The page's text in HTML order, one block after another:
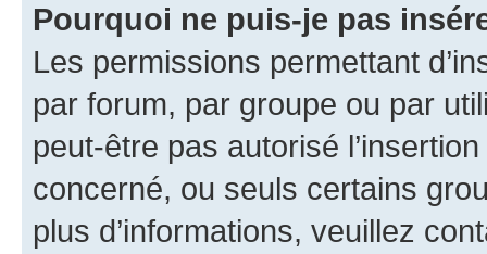
Pourquoi ne puis-je pas
Les permissions permettant
par forum, par groupe ou par
peut-être pas autorisé
concerné, ou seuls certains
plus d’informations, veuillez